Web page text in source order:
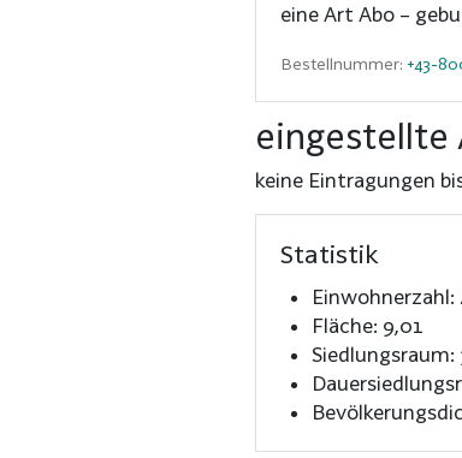
eine Art Abo –
Bestellnummer: +43-
eingestellte
keine Eintragungen
Statistik
Einwohnerzahl:
Fläche: 9,01
Siedlungsraum: